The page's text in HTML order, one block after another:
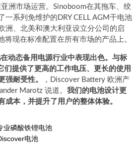
洲市场运营。Sinoboom在其拖车、绞
一系列免维护的DRY CELL AGM干电池
洲、北美和澳大利亚设立分公司的启
将现在标准配置在所有市场的产品上。
在动态备用电源行业中表现出色。与标
们提供了更高的工作电压、更长的使用
强耐受性。
，Discover Battery 欧洲产
Marotz 说道。 我们的电池设计更
成本，并提升了用户的整体体验。
业磷酸铁锂电池
电池